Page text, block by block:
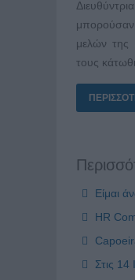
μελών της
τους
Είμαι
HR
Στις